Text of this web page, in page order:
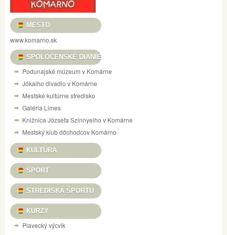
MESTO
www.komarno.sk
SPOLOČENSKÉ DIANIE
Podunajské múzeum v Komárne
Jókaiho divadlo v Komárne
Mestské kultúrne stredisko
Galéria Limes
Knižnica Józsefa Szinnyeiho v Komárne
Mestský klub dôchodcov Komárno
KULTÚRA
ŠPORT
STREDISKÁ ŠPORTU
KURZY
Plavecký výcvik